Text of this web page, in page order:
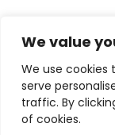
We value
We use cookies
serve
traffic. By
of cookies.
Copyright ©